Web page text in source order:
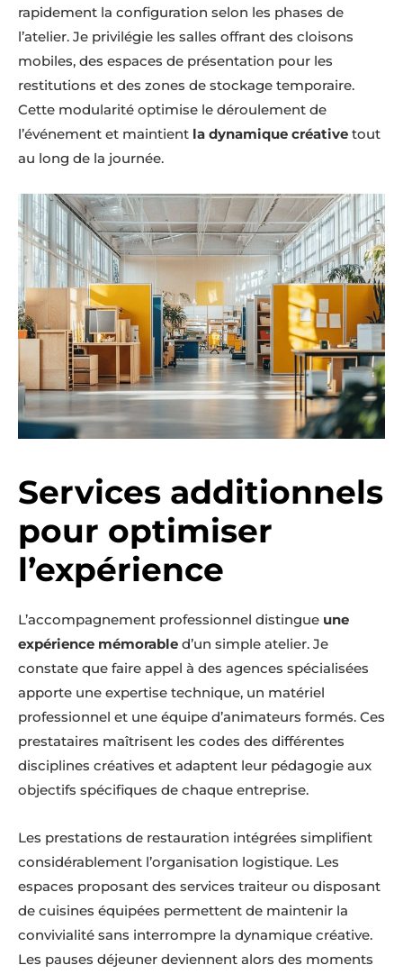
rapidement la configuration selon les phases de
l’atelier. Je privilégie les salles offrant des cloisons
mobiles, des espaces de présentation pour les
restitutions et des zones de stockage temporaire.
Cette modularité optimise le déroulement de
l’événement et maintient la dynamique créative tout
au long de la journée.
Services additionnels
pour optimiser
l’expérience
L’accompagnement professionnel distingue une
expérience mémorable d’un simple atelier. Je
constate que faire appel à des agences spécialisées
apporte une expertise technique, un matériel
professionnel et une équipe d’animateurs formés. Ces
prestataires maîtrisent les codes des différentes
disciplines créatives et adaptent leur pédagogie aux
objectifs spécifiques de chaque entreprise.
Les prestations de restauration intégrées simplifient
considérablement l’organisation logistique. Les
espaces proposant des services traiteur ou disposant
de cuisines équipées permettent de maintenir la
convivialité sans interrompre la dynamique créative.
Les pauses déjeuner deviennent alors des moments